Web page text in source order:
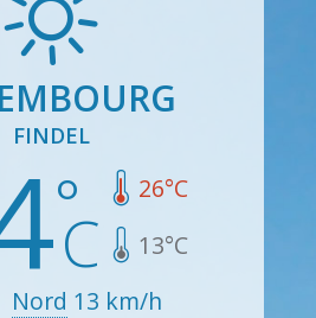
FINDEL
26°C
13°C
Nord 13 km/h